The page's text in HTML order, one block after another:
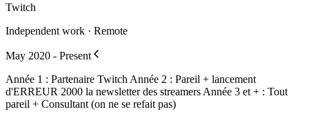
Twitch
Independent work · Remote
May 2020 - Present
Année 1 : Partenaire Twitch Année 2 : Pareil + lancement
d'ERREUR 2000 la newsletter des streamers Année 3 et + : Tout
pareil + Consultant (on ne se refait pas)